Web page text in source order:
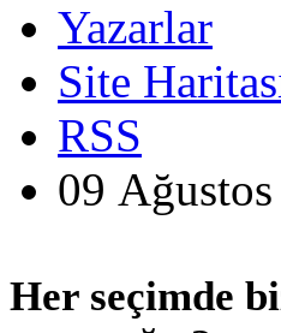
Yazarlar
Site
RSS
09
Her seçimde